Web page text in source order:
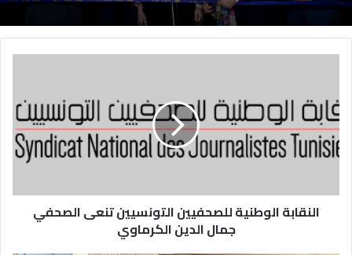
النقابة الوطنية للصحفيين التونسيين تنعى الصحفي
جمال الدين الكرماوي